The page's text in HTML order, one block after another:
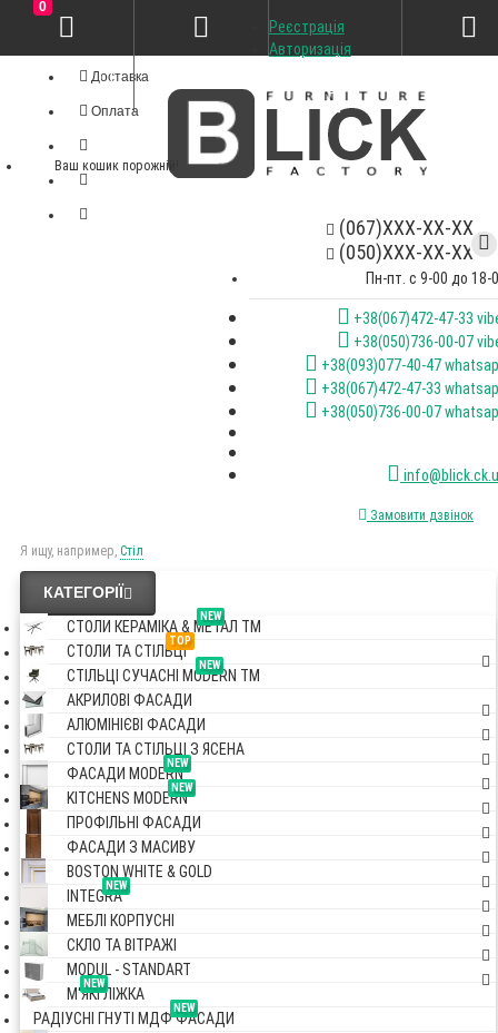
Доставка
Оплата
(067)XXX-XX-XX
(050)XXX-XX-XX
Пн-пт. с 9-00 до 18-
+38(067)472-47-33
+38(050)736-00-07
+38(093)077-40-47
+38(067)472-47-33
+38(050)736-00-07
Замовити дзвінок
Я ищу, например, Стіл
Реєстрація
Авторизація
0
Ваш кошик порожній!
КАТЕГОРІЇ
NEW
СТОЛИ КЕРАМІКА & МЕТАЛ TM
TOP
СТОЛИ ТА СТІЛЬЦІ
NEW
СТІЛЬЦІ СУЧАСНІ MODERN TM
АКРИЛОВІ ФАСАДИ
АЛЮМІНІЄВІ ФАСАДИ
СТОЛИ ТА СТІЛЬЦІ З ЯСЕНА
NEW
ФАСАДИ MODERN
NEW
KITCHENS MODERN
ПРОФІЛЬНІ ФАСАДИ
ФАСАДИ З МАСИВУ
BOSTON WHITE & GOLD
NEW
INTEGRA
МЕБЛІ КОРПУСНІ
СКЛО ТА ВІТРАЖІ
MODUL - STANDART
NEW
М'ЯКІ ЛІЖКА
NEW
РАДІУСНІ ГНУТІ МДФ ФАСАДИ